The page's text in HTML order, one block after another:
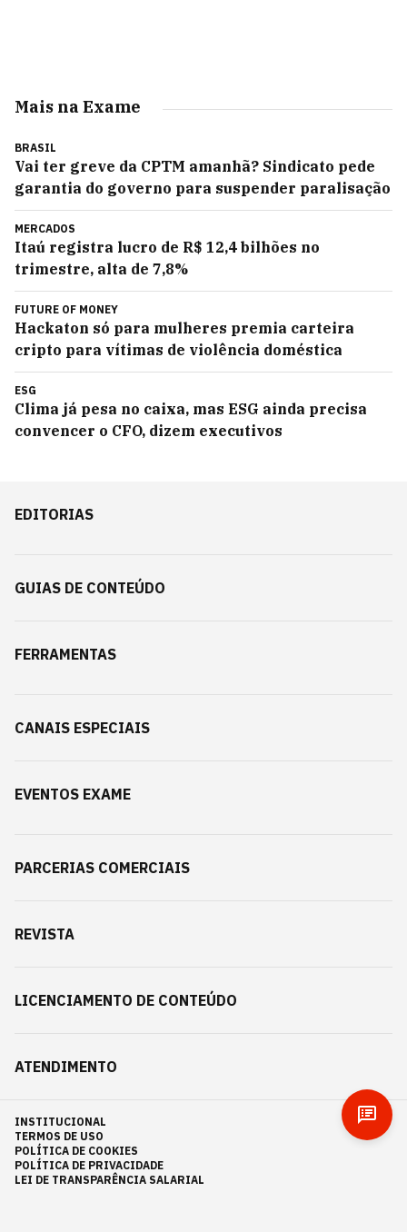
Mais na Exame
BRASIL
Vai ter greve da CPTM amanhã? Sindicato pede
garantia do governo para suspender paralisação
MERCADOS
Itaú registra lucro de R$ 12,4 bilhões no
trimestre, alta de 7,8%
FUTURE OF MONEY
Hackaton só para mulheres premia carteira
cripto para vítimas de violência doméstica
ESG
Clima já pesa no caixa, mas ESG ainda precisa
convencer o CFO, dizem executivos
EDITORIAS
GUIAS DE CONTEÚDO
FERRAMENTAS
CANAIS ESPECIAIS
EVENTOS EXAME
PARCERIAS COMERCIAIS
REVISTA
LICENCIAMENTO DE CONTEÚDO
ATENDIMENTO
INSTITUCIONAL
TERMOS DE USO
POLÍTICA DE COOKIES
POLÍTICA DE PRIVACIDADE
LEI DE TRANSPARÊNCIA SALARIAL